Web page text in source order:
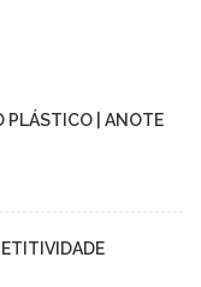
PLÁSTICO | ANOTE